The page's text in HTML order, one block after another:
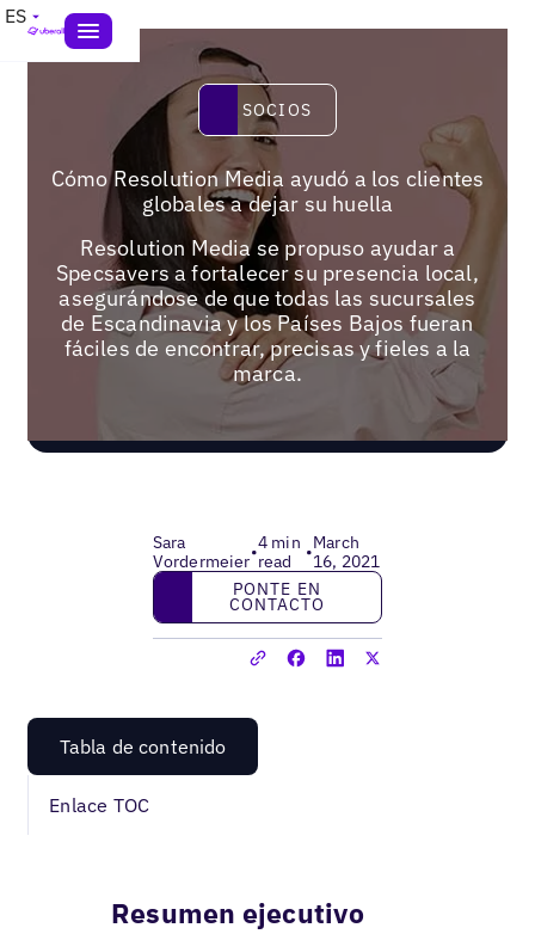
ES
Socios
SOCIOS
Cómo Resolution Media ayudó a los clientes
globales a dejar su huella
Resolution Media se propuso ayudar a
Specsavers a fortalecer su presencia local,
asegurándose de que todas las sucursales
de Escandinavia y los Países Bajos fueran
fáciles de encontrar, precisas y fieles a la
marca.
Sara
Vordermeier•4 min
read
•March
16, 2021
Ponte en contacto
PONTE EN
CONTACTO
Tabla de contenido
Enlace TOC
Resumen ejecutivo